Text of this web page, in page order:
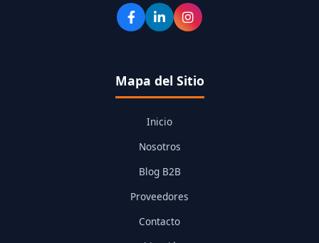
Mapa del Sitio
Inicio
Nosotros
Blog B2B
Proveedores
Contacto